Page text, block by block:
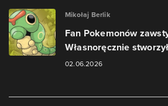
Mikołaj Berlik
Fan Pokemonów
Własnoręcznie
02.06.2026